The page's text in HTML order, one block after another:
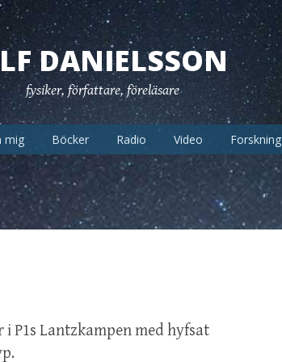
DANIELSSON
fysiker, författare, föreläsare
mig Böcker Radio Video Forskning
P1s Lantzkampen med hyfsat